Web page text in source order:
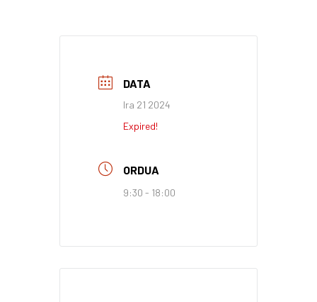
DATA
Ira 21 2024
Expired!
ORDUA
9:30 - 18:00